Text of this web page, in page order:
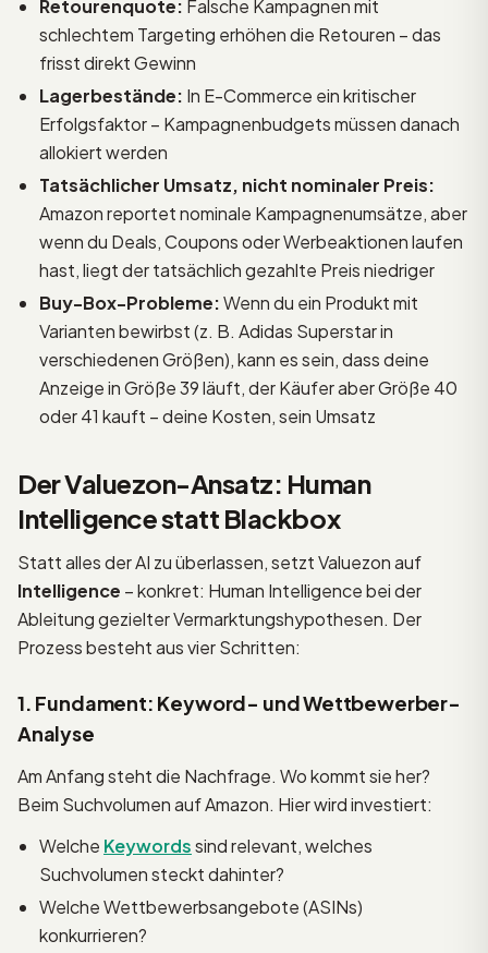
Retourenquote: Falsche Kampagnen mit
schlechtem Targeting erhöhen die Retouren – das
frisst direkt Gewinn
Lagerbestände: In E-Commerce ein kritischer
Erfolgsfaktor – Kampagnenbudgets müssen danach
allokiert werden
Tatsächlicher Umsatz, nicht nominaler Preis:
Amazon reportet nominale Kampagnenumsätze, aber
wenn du Deals, Coupons oder Werbeaktionen laufen
hast, liegt der tatsächlich gezahlte Preis niedriger
Buy-Box-Probleme:Wenn du ein Produkt mit
Varianten bewirbst (z. B. Adidas Superstar in
verschiedenen Größen), kann es sein, dass deine
Anzeige in Größe 39 läuft, der Käufer aber Größe 40
oder 41 kauft – deine Kosten, sein Umsatz
Der Valuezon-Ansatz: Human
Intelligence statt Blackbox
Statt alles der AI zu überlassen, setzt Valuezon auf
Intelligence – konkret: Human Intelligence bei der
Ableitung gezielter Vermarktungshypothesen. Der
Prozess besteht aus vier Schritten:
1. Fundament: Keyword- und Wettbewerber-
Analyse
Am Anfang steht die Nachfrage. Wo kommt sie her?
Beim Suchvolumen auf Amazon. Hier wird investiert:
Welche Keywordssind relevant, welches
Suchvolumen steckt dahinter?
Welche Wettbewerbsangebote (ASINs)
konkurrieren?